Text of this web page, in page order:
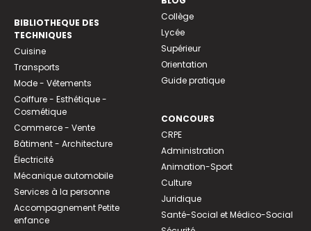
BIBLIOTHEQUE DES
TECHNIQUES
Cuisine
Transports
Mode - Vêtements
Coiffure - Esthétique -
Cosmétique
Commerce - Vente
Bâtiment - Architecture
Électricité
Mécanique automobile
Services à la personne
Accompagnement Petite
enfance
Collège
Lycée
Supérieur
Orientation
Guide pratique
CONCOURS
CRPE
Administration
Animation-Sport
Culture
Juridique
Santé-Social et Médico-Social